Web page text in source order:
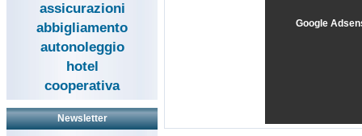
assicurazioni
abbigliamento
autonoleggio
hotel
cooperativa
Newsletter
Google